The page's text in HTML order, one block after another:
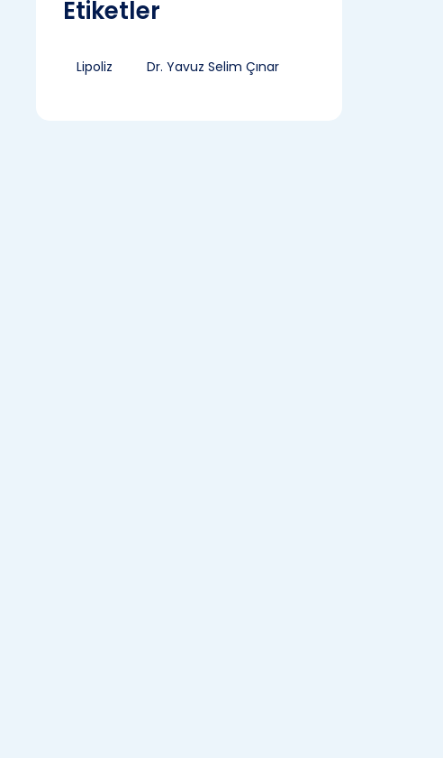
Etiketler
Lipoliz Dr. Yavuz Selim Çınar